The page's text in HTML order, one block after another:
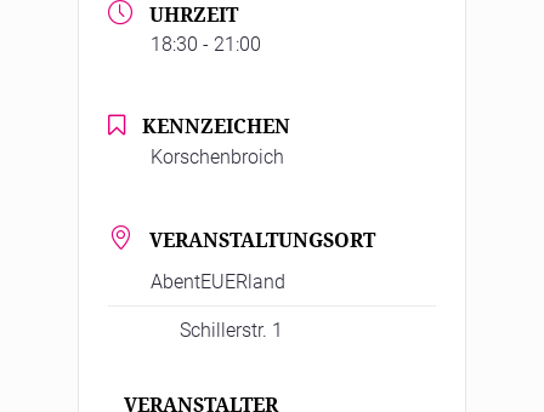
UHRZEIT
18:30 - 21:00
KENNZEICHEN
Korschenbroich
VERANSTALTUNGSORT
AbentEUERland
Schillerstr. 1
VERANSTALTER